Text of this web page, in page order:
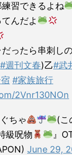
習できるよね
んだよ
ったら串刺し
#週刊文春)乙#武
#家族旅行
2Vnr130NOn
ぐちゃ
(こ
級呪物
』
June 29,